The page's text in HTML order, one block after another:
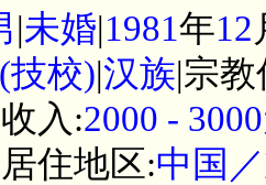
|未婚|1981年12
技校)|汉族|宗
入:2000 -
住地区:中国